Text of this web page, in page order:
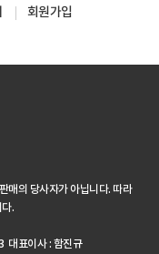
회원가입
매의 당사자가 아닙니다. 따라
.
대표이사 : 함진규